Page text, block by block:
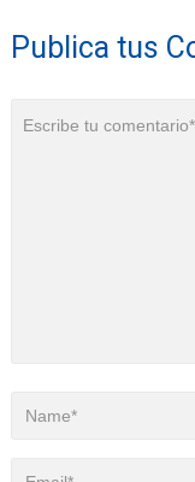
Publica tus